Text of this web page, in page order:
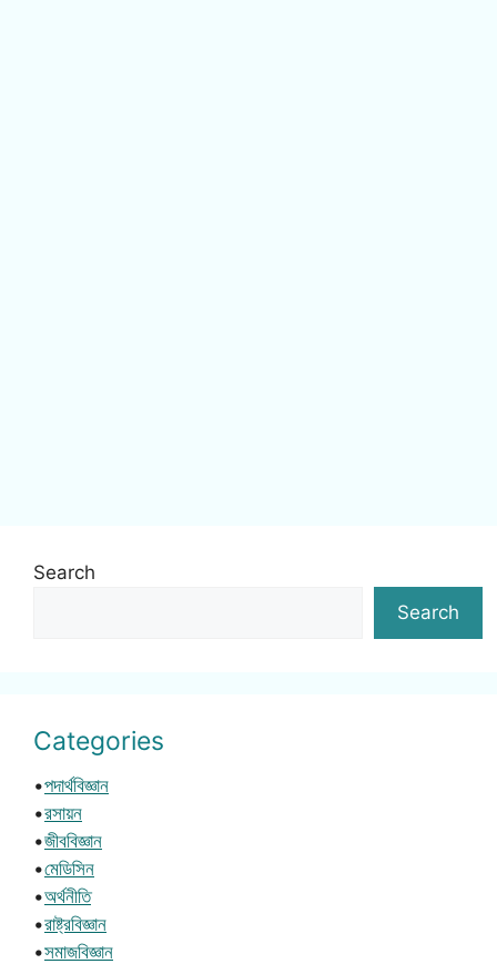
Search
Search
Categories
•পদার্থবিজ্ঞান
•রসায়ন
•জীববিজ্ঞান
•মেডিসিন
•অর্থনীতি
•রাষ্ট্রবিজ্ঞান
•সমাজবিজ্ঞান